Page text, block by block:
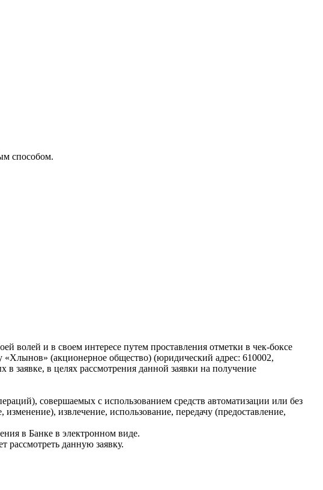
способом.
и в своем интересе путем проставления отметки в чек-боксе
«Хлынов» (акционерное общество) (юридический адрес: 610002,
заявке, в целях рассмотрения данной заявки на получение
совершаемых с использованием средств автоматизации или без
извлечение, использование, передачу (предоставление,
в Банке в электронном виде.
рассмотреть данную заявку.